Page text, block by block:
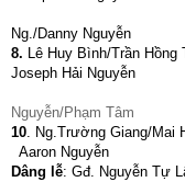
Ng./Danny Nguyễn
8. Lê Huy Bình/Trần
Joseph Hải Nguyễn
Nguyễn/Phạm Tâm
10. Ng.Trường Giang/
Aaron Nguyễn
Dâng lễ: Gđ.